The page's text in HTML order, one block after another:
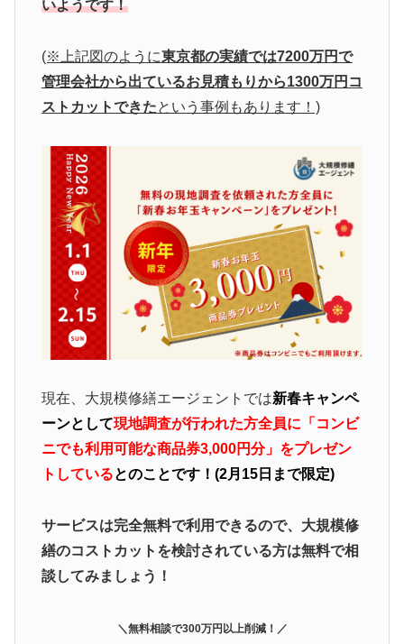
いようです！
(※上記図のように東京都の実績では7200万円で
管理会社から出ているお見積もりから1300万円コ
ストカットできたという事例もあります！)
現在、大規模修繕エージェントでは新春キャンペ
ーンとして現地調査が行われた方全員に「コンビ
ニでも利用可能な商品券3,000円分」をプレゼン
トしているとのことです！(2月15日まで限定)
サービスは完全無料で利用できるので、大規模修
繕のコストカットを検討されている方は無料で相
談してみましょう！
＼無料相談で300万円以上削減！／